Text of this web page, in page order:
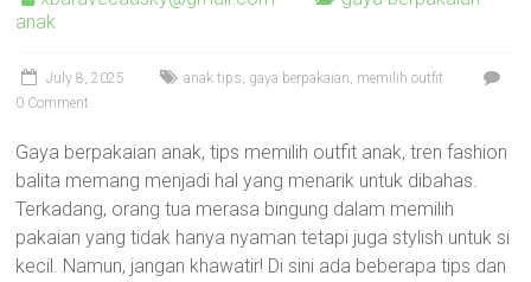
anak
July 8, 2025 anak tips, gaya berpakaian, memilih outfit
0 Comment
Gaya berpakaian anak, tips memilih outfit anak, tren fashion
balita memang menjadi hal yang menarik untuk dibahas.
Terkadang, orang tua merasa bingung dalam memilih
pakaian yang tidak hanya nyaman tetapi juga stylish untuk si
kecil. Namun, jangan khawatir! Di sini ada beberapa tips dan